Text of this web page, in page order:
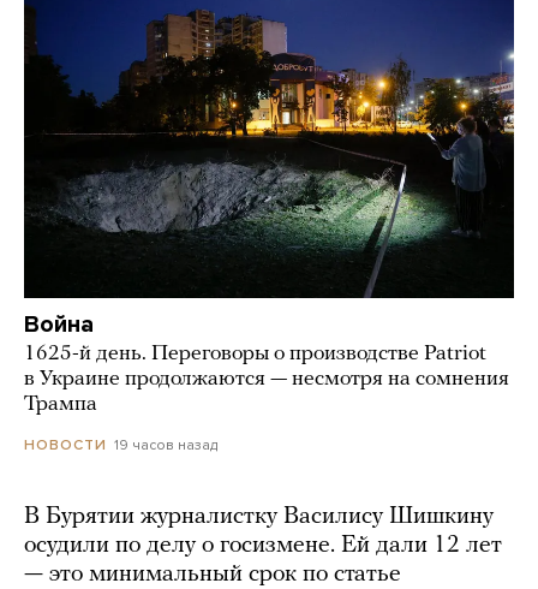
Война
1625-й день. Переговоры о производстве Patriot
в Украине продолжаются — несмотря на сомнения
Трампа
НОВОСТИ 19 часов назад
В Бурятии журналистку Василису Шишкину
осудили по делу о госизмене. Ей дали 12 лет
— это минимальный срок по статье